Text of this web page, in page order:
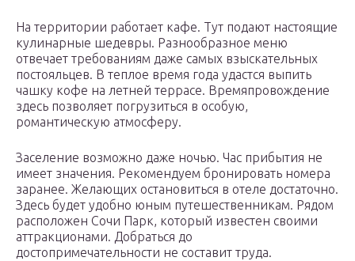
На территории работает кафе. Тут подают настоящие
кулинарные шедевры. Разнообразное меню
отвечает требованиям даже самых взыскательных
постояльцев. В теплое время года удастся выпить
чашку кофе на летней террасе. Времяпровождение
здесь позволяет погрузиться в особую,
романтическую атмосферу.
Заселение возможно даже ночью. Час прибытия не
имеет значения. Рекомендуем бронировать номера
заранее. Желающих остановиться в отеле достаточно.
Здесь будет удобно юным путешественникам. Рядом
расположен Сочи Парк, который известен своими
аттракционами. Добраться до
достопримечательности не составит труда.